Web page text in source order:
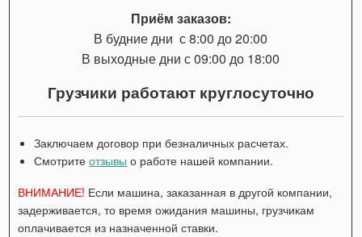
Приём заказов:
В будние дни с 8:00 до 20:00
В выходные дни с 09:00 до 18:00
Грузчики работают круглосуточно
Заключаем договор при безналичных расчетах.
Смотритеотзывы о работе нашей компании.
ВНИМАНИЕ! Если машина, заказанная в другой компании,
задерживается, то время ожидания машины, грузчикам
оплачивается из назначенной ставки.